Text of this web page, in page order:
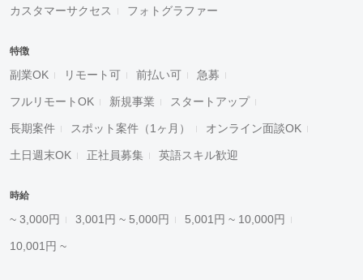
カスタマーサクセス フォトグラファー
特徴
副業OK リモート可 前払い可 急募
フルリモートOK 新規事業 スタートアップ
長期案件 スポット案件（1ヶ月） オンライン面談OK
土日週末OK 正社員募集 英語スキル歓迎
時給
~ 3,000円 3,001円 ~ 5,000円 5,001円 ~ 10,000円
10,001円 ~